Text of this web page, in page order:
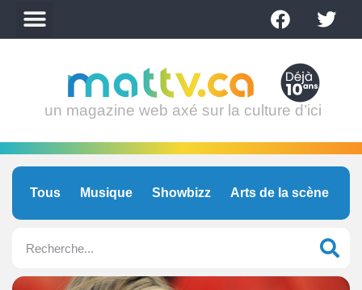
un magazine web axé sur la culture d’ici
Tous Musique Showbizz Arts de la scène